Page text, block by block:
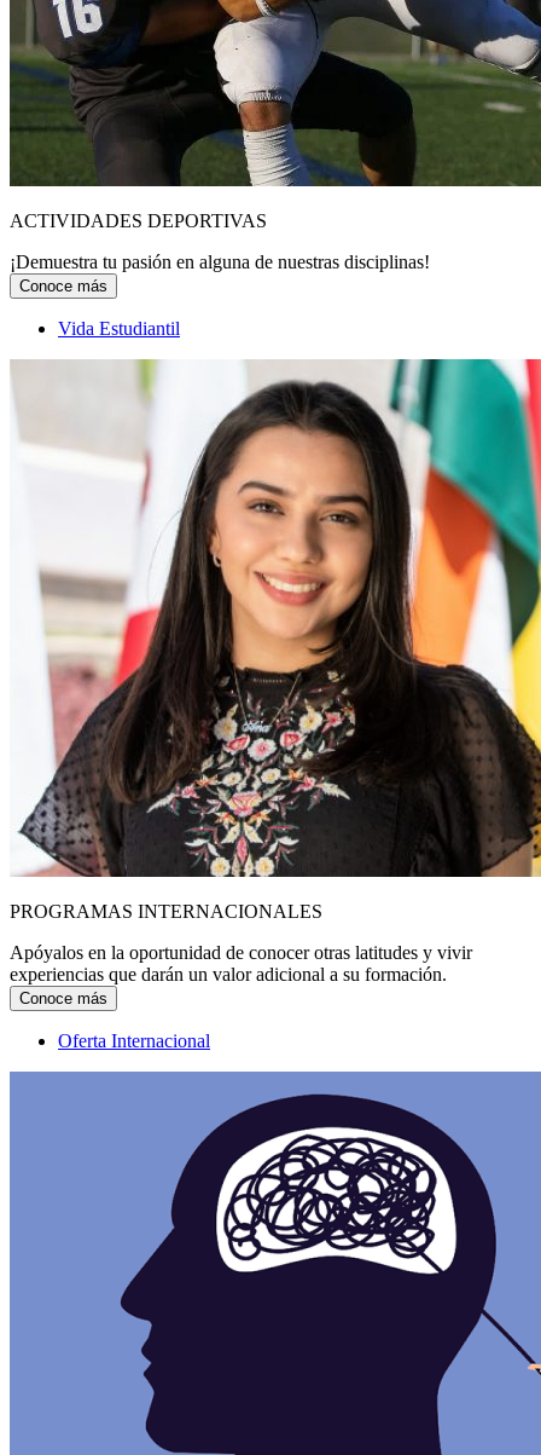
ACTIVIDADES DEPORTIVAS
¡Demuestra tu pasión en alguna de nuestras disciplinas!
Conoce más
Vida Estudiantil
PROGRAMAS INTERNACIONALES
Apóyalos en la oportunidad de conocer otras latitudes y vivir
experiencias que darán un valor adicional a su formación.
Conoce más
Oferta Internacional